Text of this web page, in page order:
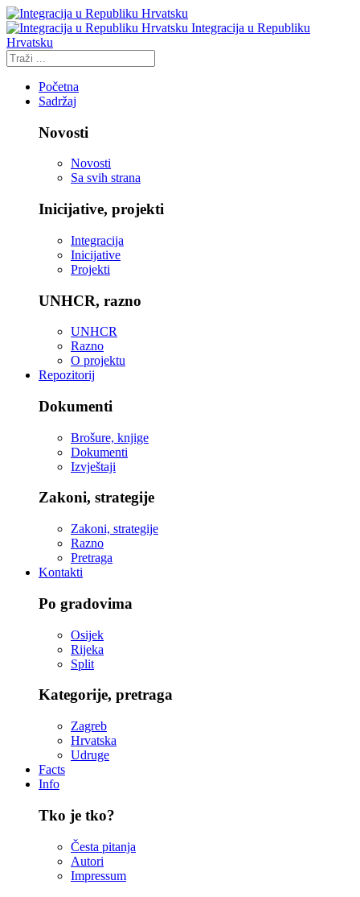
Integracija u Republiku
Hrvatsku
Početna
Sadržaj
Novosti
Novosti
Sa svih strana
Inicijative, projekti
Integracija
Inicijative
Projekti
UNHCR, razno
UNHCR
Razno
O projektu
Repozitorij
Dokumenti
Brošure, knjige
Dokumenti
Izvještaji
Zakoni, strategije
Zakoni, strategije
Razno
Pretraga
Kontakti
Po gradovima
Osijek
Rijeka
Split
Kategorije, pretraga
Zagreb
Hrvatska
Udruge
Facts
Info
Tko je tko?
Česta pitanja
Autori
Impressum